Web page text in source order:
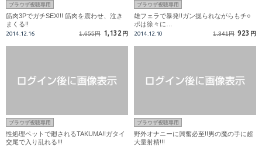
ブラウザ視聴専用
筋肉3PでガチSEX!!! 筋肉を震わせ、泣き
まくる!!
2014.12.16 1,655円 1,132 円
ブラウザ視聴専用
雄フェラで暴発!!ガン掘られながらもチ○
ポは徐々に…
2014.12.10 1,341円 923 円
ブラウザ視聴専用
性処理ペットで廻されるTAKUMA!!ガタイ
交尾で入り乱れる!!!
ブラウザ視聴専用
野外オナニーに興奮必至!!男の魔の手に超
大量射精!!!